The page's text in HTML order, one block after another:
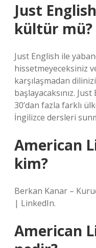
Just
kültür mü?
Just English ile
hissetmeyeceksiniz
karşılaşmadan
başlayacaksınız.
30’dan fazla farklı
İngilizce dersleri
American
kim?
Berkan Kanar –
| LinkedIn.
American